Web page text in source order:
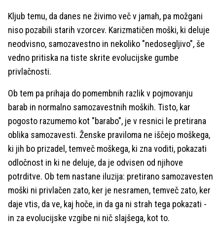
Kljub temu, da danes ne živimo več v jamah, pa možgani
niso pozabili starih vzorcev. Karizmatičen moški, ki deluje
neodvisno, samozavestno in nekoliko "nedosegljivo", še
vedno pritiska na tiste skrite evolucijske gumbe
privlačnosti.
Ob tem pa prihaja do pomembnih razlik v pojmovanju
barab in normalno samozavestnih moških. Tisto, kar
pogosto razumemo kot "barabo", je v resnici le pretirana
oblika samozavesti. Ženske praviloma ne iščejo moškega,
ki jih bo prizadel, temveč moškega, ki zna voditi, pokazati
odločnost in ki ne deluje, da je odvisen od njihove
potrditve. Ob tem nastane iluzija: pretirano samozavesten
moški ni privlačen zato, ker je nesramen, temveč zato, ker
daje vtis, da ve, kaj hoče, in da ga ni strah tega pokazati -
in za evolucijske vzgibe ni nič slajšega, kot to.